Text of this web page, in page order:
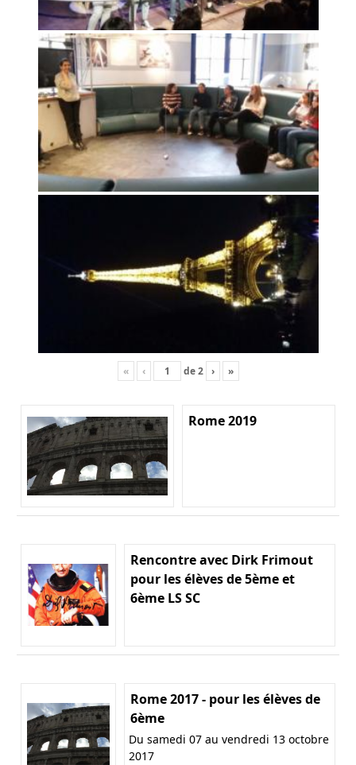
« ‹ de2 › »
Rome 2019
Rencontre avec Dirk Frimout
pour les élèves de 5ème et
6ème LS SC
Rome 2017 - pour les élèves de
6ème
Du samedi 07 au vendredi 13 octobre
2017